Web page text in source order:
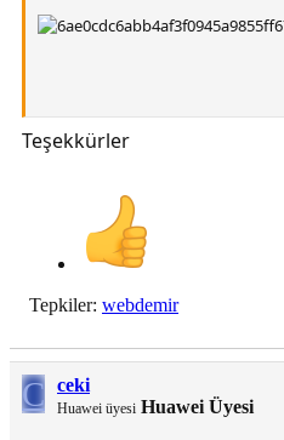
[Gizli içerik]
Teşekkürler
Tepkiler: webdemir
C ceki
Huawei üyesi Huawei Üyesi